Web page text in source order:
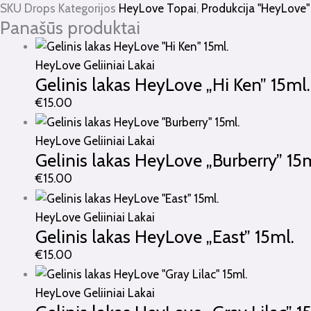
SKU Drops Kategorijos HeyLove Topai, Produkcija "HeyLove"
Panašūs produktai
HeyLove Geliiniai Lakai
Gelinis lakas HeyLove „Hi Ken” 15ml.
€15.00
HeyLove Geliiniai Lakai
Gelinis lakas HeyLove „Burberry”
€15.00
HeyLove Geliiniai Lakai
Gelinis lakas HeyLove „East” 15ml.
€15.00
HeyLove Geliiniai Lakai